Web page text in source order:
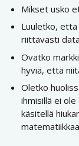
Mikset usko
Luuletko,
riittävästi
Ovatko
hyviä, että
Oletko
ihmisillä ei
käsitellä